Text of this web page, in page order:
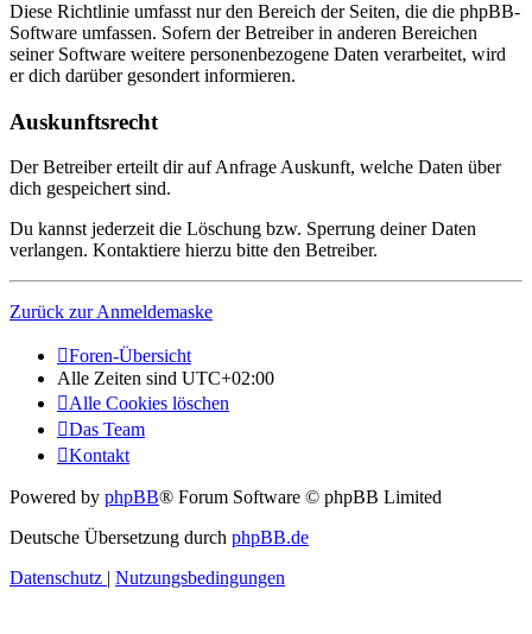
Diese Richtlinie umfasst nur den Bereich der Seiten, die die phpBB-
Software umfassen. Sofern der Betreiber in anderen Bereichen
seiner Software weitere personenbezogene Daten verarbeitet, wird
er dich darüber gesondert informieren.
Auskunftsrecht
Der Betreiber erteilt dir auf Anfrage Auskunft, welche Daten über
dich gespeichert sind.
Du kannst jederzeit die Löschung bzw. Sperrung deiner Daten
verlangen. Kontaktiere hierzu bitte den Betreiber.
Zurück zur Anmeldemaske
Foren-Übersicht
Alle Zeiten sind UTC+02:00
Alle Cookies löschen
Das Team
Kontakt
Powered by phpBB® Forum Software © phpBB Limited
Deutsche Übersetzung durch phpBB.de
Datenschutz | Nutzungsbedingungen